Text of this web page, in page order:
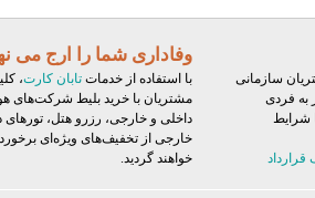
سازمانی
به فردی
وفاداری شما را ارج می
با استفاده از خدمات تابان کارت،
مشتریان با خرید بلیط‌ شرکت‌های
داخلی و خارجی، رزرو هتل، تورهای
خارجی از تخفیف‌های ویژه‌ای
خواهند گردید.